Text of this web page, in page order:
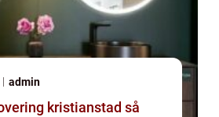
admin
kristianstad så